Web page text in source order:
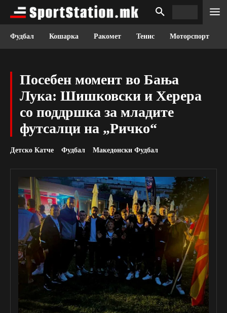
Фудбал Кошарка Ракомет Тенис Моторспорт
Посебен момент во Бања
Лука: Шишковски и Херера
со поддршка за младите
футсалци на „Ричко“
Детско Катче Фудбал Македонски Фудбал